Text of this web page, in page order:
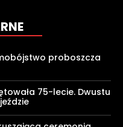
proboszcza
75-lecie. Dwustu